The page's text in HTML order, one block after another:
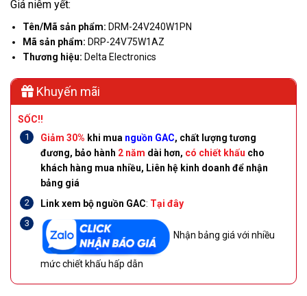
Tên/Mã sản phẩm: DRM-24V240W1PN
Mã sản phẩm: DRP-24V75W1AZ
Thương hiệu: Delta Electronics
Khuyến mãi
SỐC!!
Giảm 30% khi mua nguồn GAC, chất lượng tương
đương, bảo hành 2 năm dài hơn, có chiết khấu cho
khách hàng mua nhiều, Liên hệ kinh doanh để nhận
bảng giá
Link xem bộ nguồn GAC: Tại đây
Nhận bảng giá với nhiều
mức chiết khấu hấp dẫn